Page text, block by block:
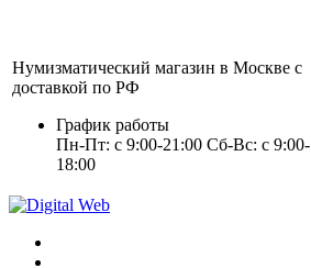
Нумизматический магазин в Москве с
доставкой по РФ
График работы
Пн-Пт: с 9:00-21:00 Сб-Вс: с 9:00-
18:00